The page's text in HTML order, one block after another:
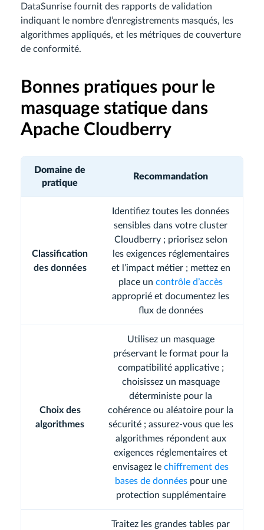
DataSunrise fournit des rapports de validation
indiquant le nombre d’enregistrements masqués, les
algorithmes appliqués, et les métriques de couverture
de conformité.
Bonnes pratiques pour le
masquage statique dans
Apache Cloudberry
Domaine de
pratique
Recommandation
Classification
des données
Identifiez toutes les données
sensibles dans votre cluster
Cloudberry ; priorisez selon
les exigences réglementaires
et l’impact métier ; mettez en
place un contrôle d’accès
approprié et documentez les
flux de données
Choix des
algorithmes
Utilisez un masquage
préservant le format pour la
compatibilité applicative ;
choisissez un masquage
déterministe pour la
cohérence ou aléatoire pour la
sécurité ; assurez-vous que les
algorithmes répondent aux
exigences réglementaires et
envisagez le chiffrement des
bases de donnéespour une
protection supplémentaire
Traitez les grandes tables par